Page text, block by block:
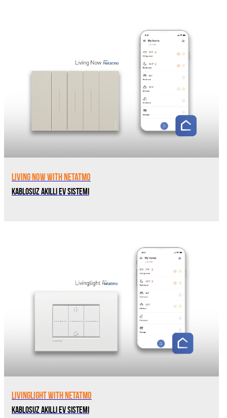
Living Now with Netatmo
Kablosuz Akıllı Ev Sistemi
Livinglight with Netatmo
Kablosuz Akıllı Ev Sistemi